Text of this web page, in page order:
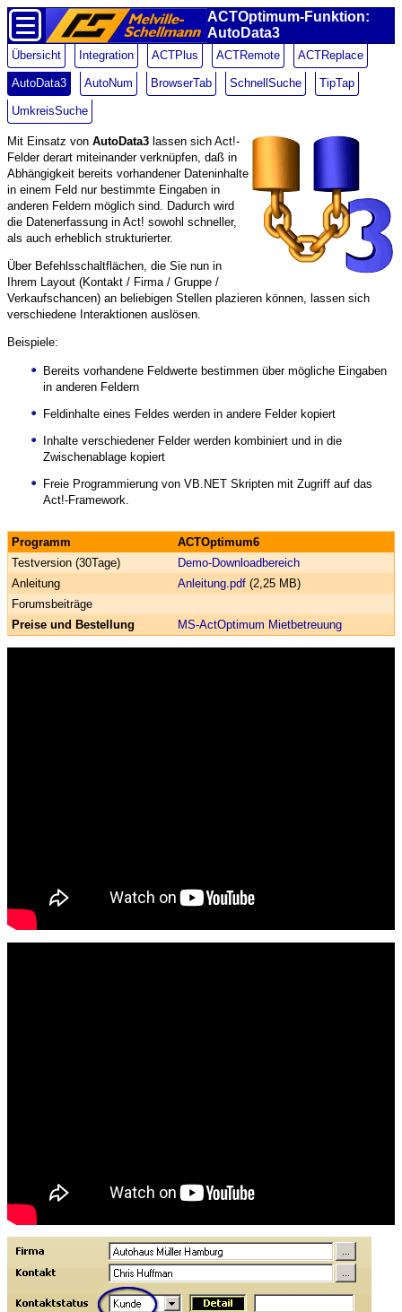
ACTOptimum-Funktion:
AutoData3
Übersicht Integration ACTPlus ACTRemote ACTReplace
AutoData3 AutoNum BrowserTab SchnellSuche TipTap
UmkreisSuche
Mit Einsatz von AutoData3 lassen sich Act!-
Felder derart miteinander verknüpfen, daß in
Abhängigkeit bereits vorhandener Dateninhalte
in einem Feld nur bestimmte Eingaben in
anderen Feldern möglich sind. Dadurch wird
die Datenerfassung in Act! sowohl schneller,
als auch erheblich strukturierter.
Über Befehlsschaltflächen, die Sie nun in
Ihrem Layout (Kontakt / Firma / Gruppe /
Verkaufschancen) an beliebigen Stellen plazieren können, lassen sich
verschiedene Interaktionen auslösen.
Beispiele:
Bereits vorhandene Feldwerte bestimmen über mögliche Eingaben
in anderen Feldern
Feldinhalte eines Feldes werden in andere Felder kopiert
Inhalte verschiedener Felder werden kombiniert und in die
Zwischenablage kopiert
Freie Programmierung von VB.NET Skripten mit Zugriff auf das
Act!-Framework.
Programm
ACTOptimum6
Testversion (30Tage)
Demo-Downloadbereich
Anleitung
Anleitung.pdf (2,25 MB)
Forumsbeiträge
Preise und Bestellung
MS-ActOptimum Mietbetreuung